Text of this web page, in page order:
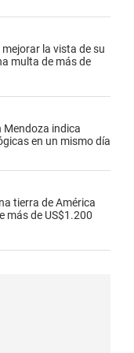
la vista de su
multa de más de
Mendoza indica
en un mismo día
tierra de América
más de US$1.200